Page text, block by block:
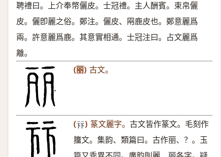
聘禮曰。上介奉幣儷皮。士冠禮。主人酬賓。束帛儷
皮。儷卽麗之俗。鄭注。儷皮、㒳鹿皮也。鄭意麗爲
兩。許意麗爲鹿。其意實相通。士冠注曰。占文麗爲
離。
(丽) 古文。
(𠧥 ) 篆文麗字。 古文皆作篆文。毛刻作
籒文。集韵、類篇曰。古作丽、？。玉